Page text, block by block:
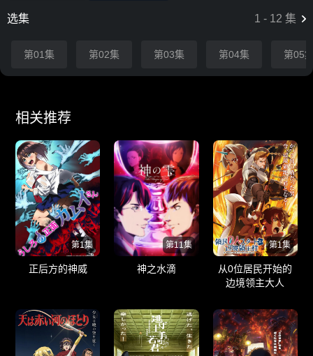
选集 1 - 12 集
第01集 第02集 第03集 第04集 第05
相关推荐
第1集
正后方的神威
第11集
神之水滴
第1集
从0位居民开始的
边境领主大人